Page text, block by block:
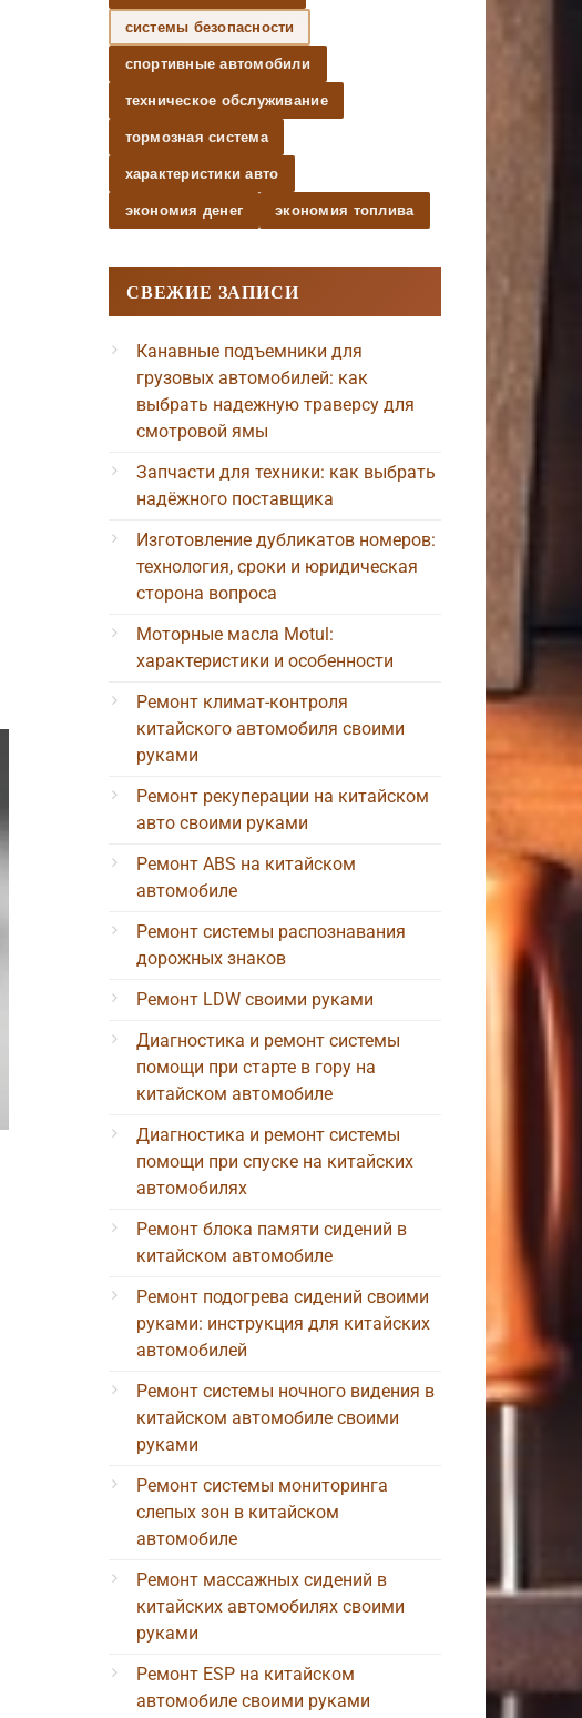
системы безопасности
спортивные автомобили
техническое обслуживание
тормозная система
характеристики авто
экономия денег экономия топлива
СВЕЖИЕ ЗАПИСИ
Канавные подъемники для
грузовых автомобилей: как
выбрать надежную траверсу для
смотровой ямы
Запчасти для техники: как выбрать
надёжного поставщика
Изготовление дубликатов номеров:
технология, сроки и юридическая
сторона вопроса
Моторные масла Motul:
характеристики и особенности
Ремонт климат-контроля
китайского автомобиля своими
руками
Ремонт рекуперации на китайском
авто своими руками
Ремонт ABS на китайском
автомобиле
Ремонт системы распознавания
дорожных знаков
Ремонт LDW своими руками
Диагностика и ремонт системы
помощи при старте в гору на
китайском автомобиле
Диагностика и ремонт системы
помощи при спуске на китайских
автомобилях
Ремонт блока памяти сидений в
китайском автомобиле
Ремонт подогрева сидений своими
руками: инструкция для китайских
автомобилей
Ремонт системы ночного видения в
китайском автомобиле своими
руками
Ремонт системы мониторинга
слепых зон в китайском
автомобиле
Ремонт массажных сидений в
китайских автомобилях своими
руками
Ремонт ESP на китайском
автомобиле своими руками